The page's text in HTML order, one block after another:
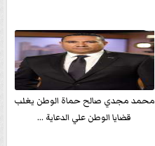
محمد مجدي صالح حماة الوطن يغلب
قضايا الوطن علي الدعاية ...